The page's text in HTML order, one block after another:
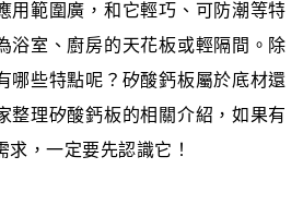
用範圍廣，和它輕巧、可防潮等特
浴室、廚房的天花板或輕隔間。除
哪些特點呢？矽酸鈣板屬於底材還
整理矽酸鈣板的相關介紹，如果有
，一定要先認識它！